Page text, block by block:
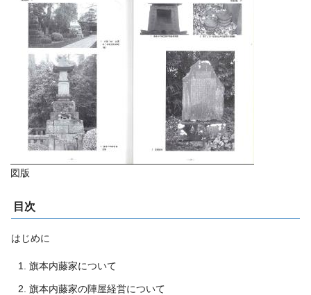
図版
目次
はじめに
旗本内藤家について
旗本内藤家の陣屋経営について